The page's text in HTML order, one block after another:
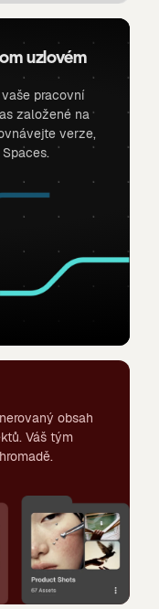
uzlovém
pracovní
založené na
verze,
obsah
Váš tým